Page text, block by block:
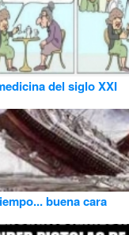
del siglo XXI
buena cara